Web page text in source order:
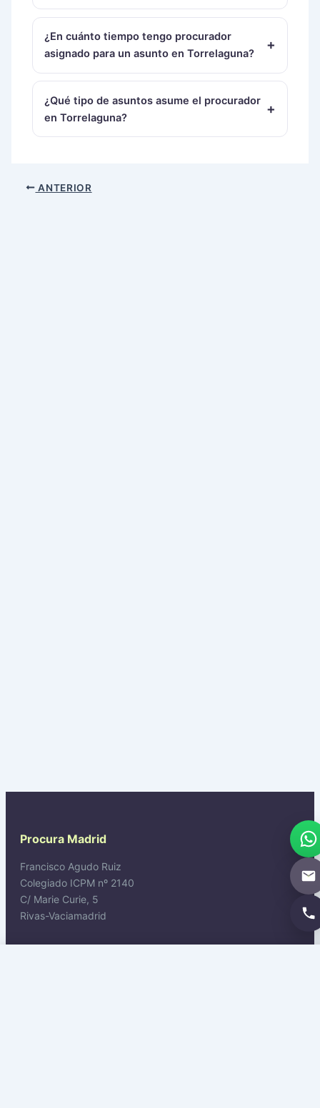
¿En cuánto tiempo tengo procurador
asignado para un asunto en Torrelaguna?
¿Qué tipo de asuntos asume el procurador
en Torrelaguna?
ANTERIOR
Procura Madrid
Francisco Agudo Ruiz
Colegiado ICPM nº 2140
C/ Marie Curie, 5
Rivas-Vaciamadrid